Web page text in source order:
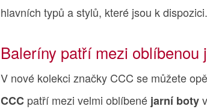
hlavních typů a stylů, které jsou k dispozici.
Baleríny patří mezi oblíbenou
V nové kolekci značky CCC se můžete
CCC patří mezi velmi oblíbené jarní boty